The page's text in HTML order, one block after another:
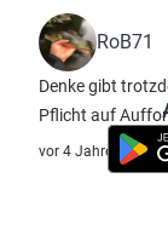
RoB71
Denke gibt
Pflicht auf
vor 4 Jahre